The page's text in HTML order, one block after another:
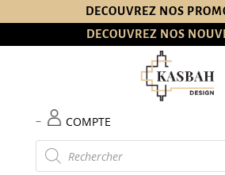
DECOUVREZ NOS
DECOUVREZ NOS
COMPTE
–
Recherche
de
produits